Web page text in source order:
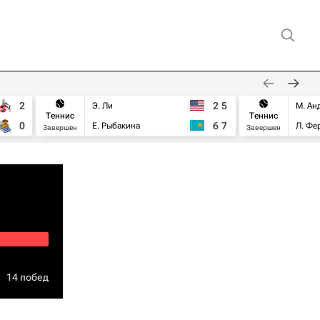
2
0
Теннис
Завершен
Э. Ли
Е. Рыбакина
2 5
6 7
Теннис
Завершен
М.
Л.
14 побед